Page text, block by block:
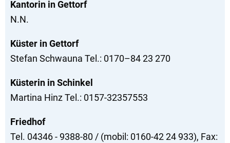
Kantorin in Gettorf
N.N.
Küster in Gettorf
Stefan Schwauna Tel.: 0170–84 23 270
Küsterin in Schinkel
Martina Hinz Tel.: 0157-32357553
Friedhof
Tel. 04346 - 9388-80 / (mobil: 0160-42 24 933), Fax: